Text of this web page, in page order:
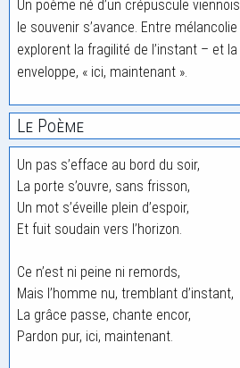
Un poème né d’un crépuscule
le souvenir s’avance. Entre
explorent la fragilité de l’instant – et
enveloppe, « ici, maintenant ».
Le Poème
Un pas s’efface au bord du soir,
La porte s’ouvre, sans frisson,
Un mot s’éveille plein d’espoir,
Et fuit soudain vers l’horizon.
Ce n’est ni peine ni remords,
Mais l’homme nu, tremblant d’instant,
La grâce passe, chante encor,
Pardon pur, ici, maintenant.